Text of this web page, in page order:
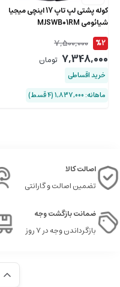
کوله پشتی لپ تاپ 17 اینچی میجیا
شیائومی MJSWB01RM
%2
7,500,000
7,348,000 تومان
خرید اقساطی
ماهانه: 1,837,000 (۴ قسط)
اصالت کالا
تضمین اصالت و گارانتی
ضمانت بازگشت وجه
بازگرداندن وجه در ۷ روز